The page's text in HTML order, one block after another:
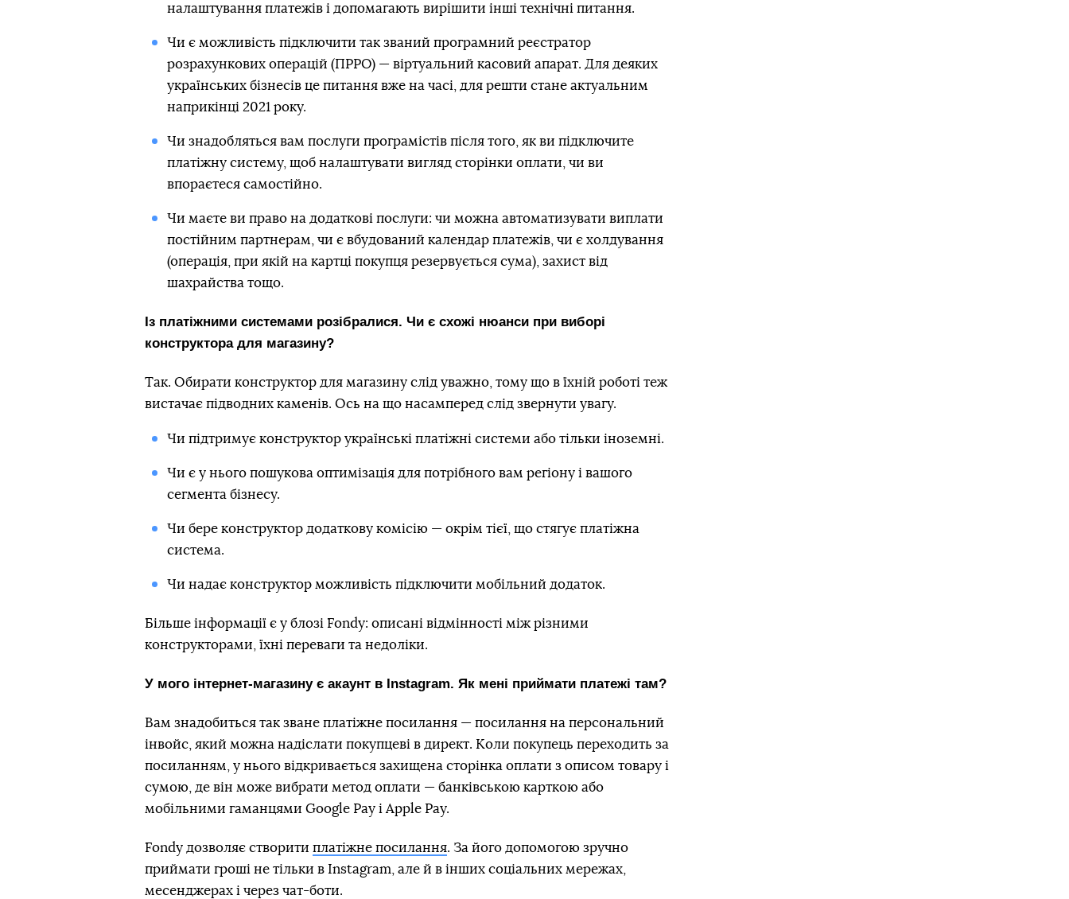
налаштування платежів і допомагають вирішити інші технічні питання.
Чи є можливість підключити так званий програмний реєстратор
розрахункових операцій (ПРРО) — віртуальний касовий апарат. Для деяких
українських бізнесів це питання вже на часі, для решти стане актуальним
наприкінці 2021 року.
Чи знадобляться вам послуги програмістів після того, як ви підключите
платіжну систему, щоб налаштувати вигляд сторінки оплати, чи ви
впораєтеся самостійно.
Чи маєте ви право на додаткові послуги: чи можна автоматизувати виплати
постійним партнерам, чи є вбудований календар платежів, чи є холдування
(операція, при якій на картці покупця резервується сума), захист від
шахрайства тощо.
Із платіжними системами розібралися. Чи є схожі нюанси при виборі
конструктора для магазину?
Так. Обирати конструктор для магазину слід уважно, тому що в їхній роботі теж
вистачає підводних каменів. Ось на що насамперед слід звернути увагу.
Чи підтримує конструктор українські платіжні системи або тільки іноземні.
Чи є у нього пошукова оптимізація для потрібного вам регіону і вашого
сегмента бізнесу.
Чи бере конструктор додаткову комісію — окрім тієї, що стягує платіжна
система.
Чи надає конструктор можливість підключити мобільний додаток.
Більше інформації є у блозі Fondy: описані відмінності між різними
конструкторами, їхні переваги та недоліки.
У мого інтернет-магазину є акаунт в Instagram. Як мені приймати платежі там?
Вам знадобиться так зване платіжне посилання — посилання на персональний
інвойс, який можна надіслати покупцеві в директ. Коли покупець переходить за
посиланням, у нього відкривається захищена сторінка оплати з описом товару і
сумою, де він може вибрати метод оплати — банківською карткою або
мобільними гаманцями Google Pay і Apple Pay.
Fondy дозволяє створити платіжне посилання. За його допомогою зручно
приймати гроші не тільки в Instagram, але й в інших соціальних мережах,
месенджерах і через чат-боти.